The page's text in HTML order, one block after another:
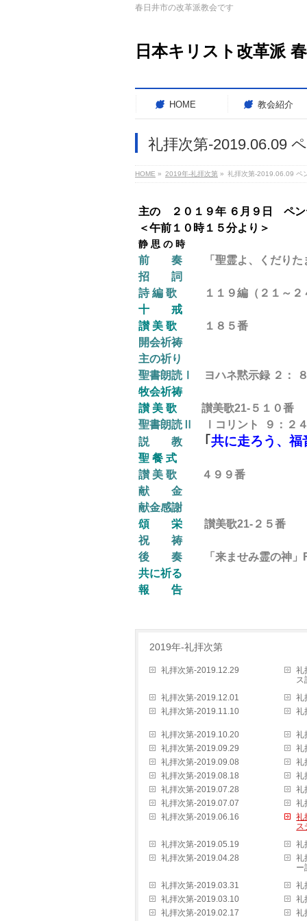
春日井市の改革派教会です
日本キリスト改革派
HOME 教会紹介
礼拝次第-2019.06.09
HOME » 2019年-礼拝次第 » 礼拝次第-2019.06.09 ペ
主の ２０１９年 ６月９日 ペン
＜午前１０時１５分より＞
静 思 の 時
前 奏
「聖霊よ、くだり
招 詞
詩 編 歌
１１９編（２１～２
十 戒
讃 美 歌 １８５番
開会祈祷
主の祈り
聖書朗読Ⅰ
ヨハネ黙示録 ２：
牧会祈祷
讃 美 歌 讃美歌21-５１０番
聖書朗読Ⅱ
Ⅰコリント ９：２
説 教
｢ 共に走ろう、福
聖 餐 式
讃 美 歌 ４９９番
献 金
献金感謝
頌 栄 讃美歌21-２５番
祝 祷
後
奏 「来ませみ霊の神」
共に祈る
報 告
2019年-礼拝次第
礼拝次第-2019.12.29
礼
ス
礼拝次第-2019.12.01
礼
礼拝次第-2019.11.10
礼
礼拝次第-2019.10.20
礼
礼拝次第-2019.09.29
礼
礼拝次第-2019.09.08
礼
礼拝次第-2019.08.18
礼
礼拝次第-2019.07.28
礼
礼拝次第-2019.07.07
礼
礼拝次第-2019.06.16
礼
ス
礼拝次第-2019.05.19
礼
礼拝次第-2019.04.28
礼
ー
礼拝次第-2019.03.31
礼
礼拝次第-2019.03.10
礼
礼拝次第-2019.02.17
礼